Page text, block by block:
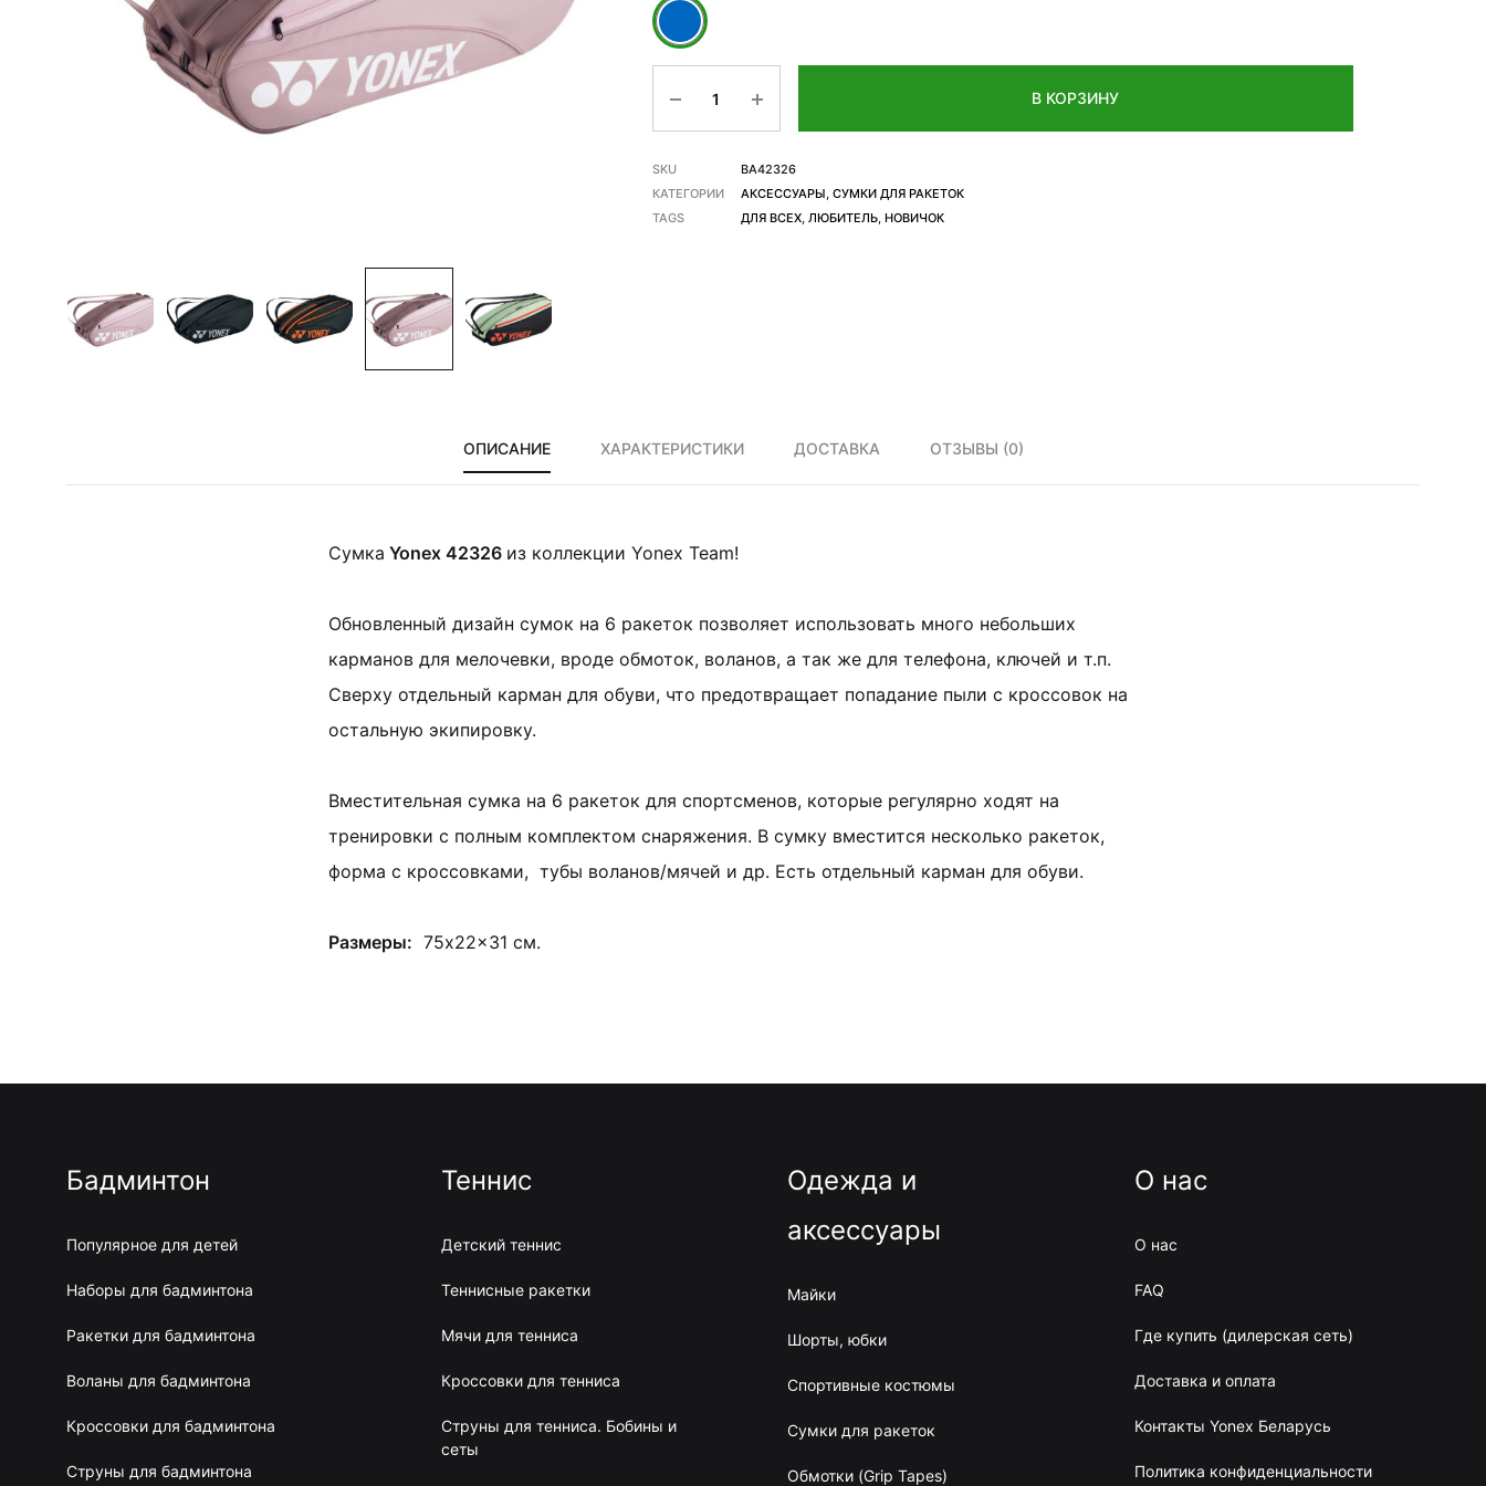
аксессуары
В КОРЗИНУ
SKU
BA42326
КАТЕГОРИИ
АКСЕССУАРЫ, СУМКИ ДЛЯ РАКЕТОК
TAGS
ДЛЯ ВСЕХ, ЛЮБИТЕЛЬ, НОВИЧОК
ОПИСАНИЕ ХАРАКТЕРИСТИКИ ДОСТАВКА ОТЗЫВЫ (0)
Сумка Yonex 42326 из коллекции Yonex Team!
Обновленный дизайн сумок на 6 ракеток позволяет использовать много небольших
карманов для мелочевки, вроде обмоток, воланов, а так же для телефона, ключей и т.п.
Сверху отдельный карман для обуви, что предотвращает попадание пыли с кроссовок на
остальную экипировку.
Вместительная сумка на 6 ракеток для спортсменов, которые регулярно ходят на
тренировки с полным комплектом снаряжения. В сумку вместится несколько ракеток,
форма с кроссовками, тубы воланов/мячей и др. Есть отдельный карман для обуви.
Размеры: 75x22x31 см.
Бадминтон
Популярное для детей
Наборы для бадминтона
Ракетки для бадминтона
Воланы для бадминтона
Кроссовки для бадминтона
Струны для бадминтона
Теннис
Детский теннис
Теннисные ракетки
Мячи для тенниса
Кроссовки для тенниса
Струны для тенниса. Бобины и
сеты
Одежда и
аксессуары
Майки
Шорты, юбки
Спортивные костюмы
Сумки для ракеток
Обмотки (Grip Tapes)
О нас
О нас
FAQ
Где купить (дилерская сеть)
Доставка и оплата
Контакты Yonex Беларусь
Политика конфиденциальности